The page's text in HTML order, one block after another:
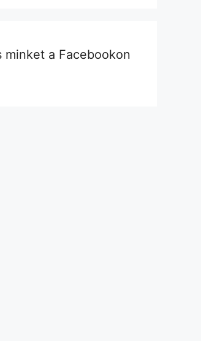
minket a Facebookon